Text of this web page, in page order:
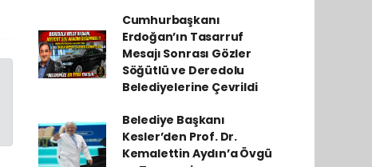
Cumhurbaşkanı
Erdoğan’ın Tasarruf
Mesajı Sonrası Gözler
Söğütlü ve Deredolu
Belediyelerine Çevrildi
Belediye Başkanı
Kesler’den Prof. Dr.
Kemalettin Aydın’a Övgü